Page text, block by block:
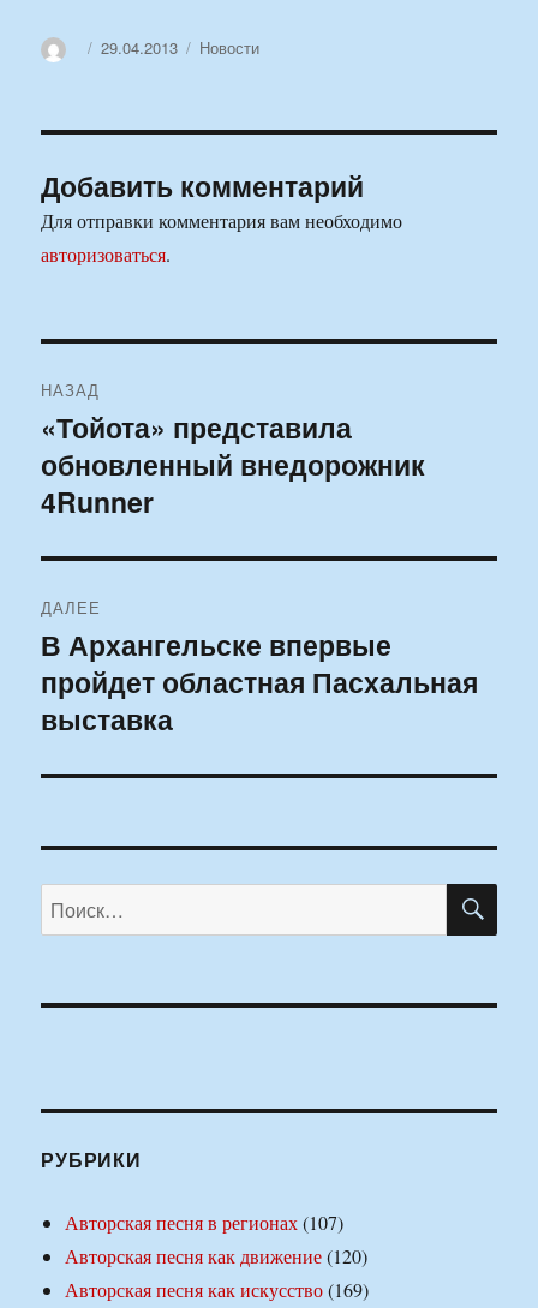
АвторОпубликовано
29.04.2013 Рубрики
Новости
Добавить комментарий
Для отправки комментария вам необходимо
авторизоваться.
по
записям
НАЗАД
Предыдущая
запись:
«Тойота» представила
обновленный внедорожник
4Runner
ДАЛЕЕ
Следующая
запись:
В Архангельске впервые
пройдет областная Пасхальная
выставка
Искать:
РУБРИКИ
Авторская песня в регионах(107)
Авторская песня как движение(120)
Авторская песня как искусство(169)